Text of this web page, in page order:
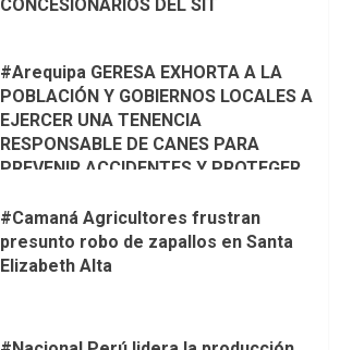
CONCESIONARIOS DEL SIT
#Arequipa GERESA EXHORTA A LA
POBLACIÓN Y GOBIERNOS LOCALES A
EJERCER UNA TENENCIA
RESPONSABLE DE CANES PARA
PREVENIR ACCIDENTES Y PROTEGER
#Camaná Agricultores frustran
presunto robo de zapallos en Santa
Elizabeth Alta